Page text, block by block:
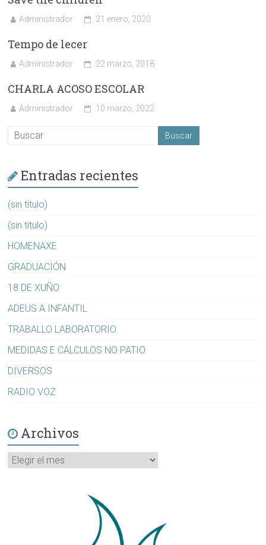
Administrador 21 enero, 2020
Tempo de lecer
Administrador 22 marzo, 2018
CHARLA ACOSO ESCOLAR
Administrador 10 marzo, 2022
Entradas recientes
(sin título)
(sin título)
HOMENAXE
GRADUACIÓN
18 DE XUÑO
ADEUS A INFANTIL
TRABALLO LABORATORIO
MEDIDAS E CÁLCULOS NO PATIO
DIVERSOS
RADIO VOZ
Archivos
Archivos